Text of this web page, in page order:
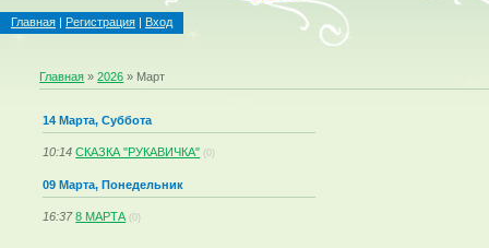
Главная | Регистрация | Вход
Главная »2026 » Март
14 Марта, Суббота
10:14 СКАЗКА "РУКАВИЧКА" (0)
09 Марта, Понедельник
16:37 8 МАРТА (0)